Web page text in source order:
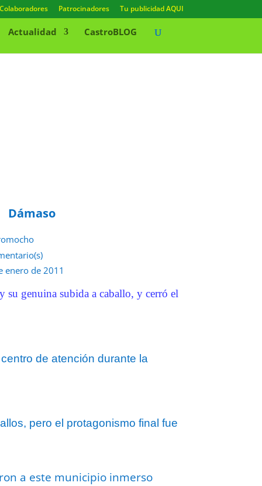
Colaboradores Patrocinadores Tu publicidad AQUI
Actualidad CastroBLOG
Dámaso
enero de 2011
genuina subida a caballo, y cerró el
de atención durante la
pero el protagonismo final fue
a este municipio inmerso